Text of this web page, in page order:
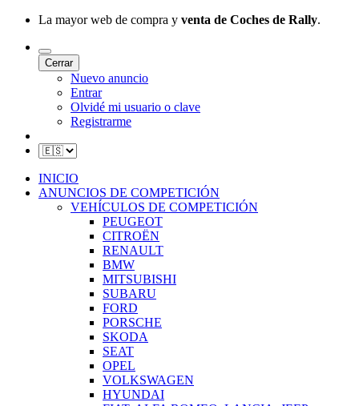
La mayor web de compra y venta de Coches de Rally.
Cerrar
Nuevo anuncio
Entrar
Olvidé mi usuario o clave
Registrarme
INICIO
ANUNCIOS DE COMPETICIÓN
VEHÍCULOS DE COMPETICIÓN
PEUGEOT
CITROËN
RENAULT
BMW
MITSUBISHI
SUBARU
FORD
PORSCHE
SKODA
SEAT
OPEL
VOLKSWAGEN
HYUNDAI